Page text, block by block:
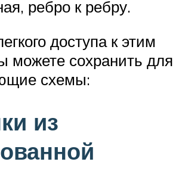
ребро к ребру.
доступа к этим
можете сохранить для
схемы:
из